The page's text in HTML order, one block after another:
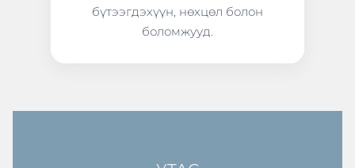
бүтээгдэхүүн, нөхцөл болон
боломжууд.